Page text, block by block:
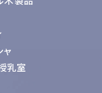
ャ
乳室